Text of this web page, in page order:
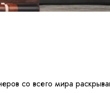
со всего мира